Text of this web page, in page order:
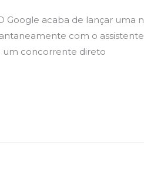
acaba de lançar uma
com o
um concorrente direto